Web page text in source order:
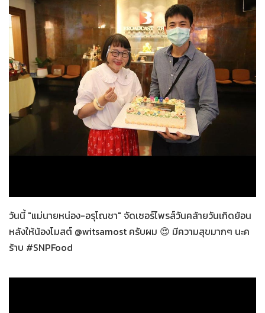
วันนี้ "แม่นายหน่อง-อรุโณชา" จัดเซอร์ไพรส์วันคล้ายวันเกิดย้อน
หลังให้น้องโมสต์ @witsamost ครับผม 😍 มีความสุขมากๆ นะค
ร้าบ #SNPFood